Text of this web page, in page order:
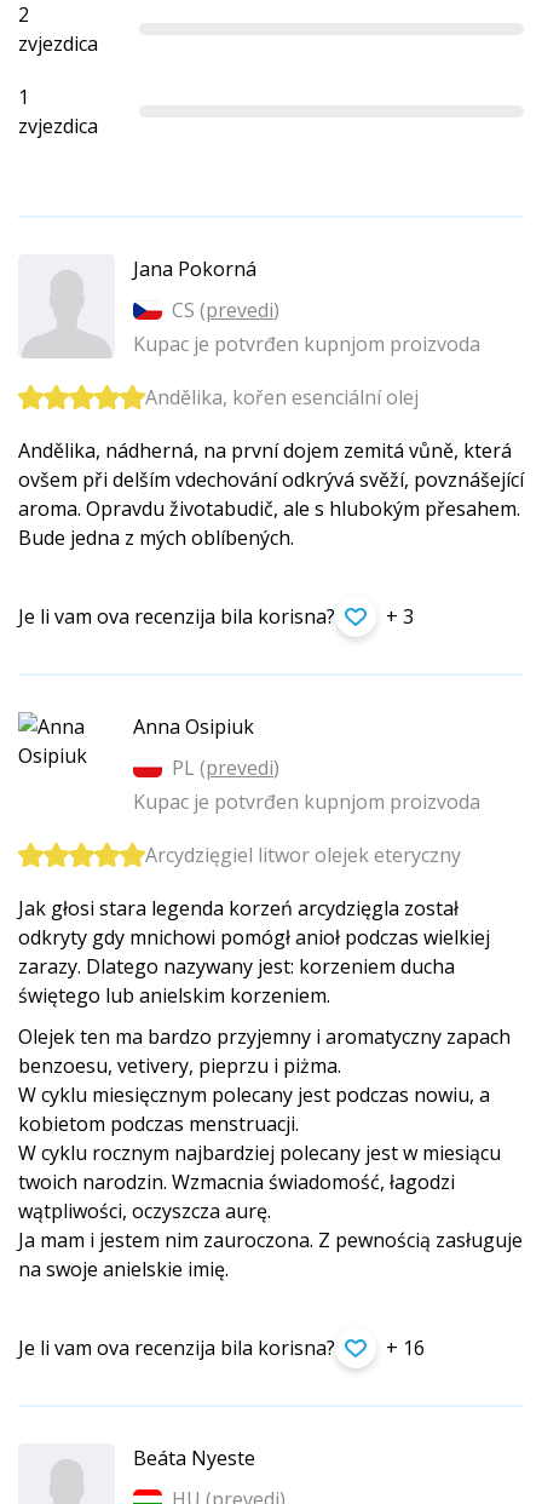
2
zvjezdica
1
zvjezdica
Jana Pokorná
CS (prevedi)
Kupac je potvrđen kupnjom proizvoda
Andělika, kořen esenciální olej
Andělika, nádherná, na první dojem zemitá vůně, která
ovšem při delším vdechování odkrývá svěží, povznášející
aroma. Opravdu životabudič, ale s hlubokým přesahem.
Bude jedna z mých oblíbených.
Je li vam ova recenzija bila korisna? + 3
Anna Osipiuk
PL (prevedi)
Kupac je potvrđen kupnjom proizvoda
Arcydzięgiel litwor olejek eteryczny
Jak głosi stara legenda korzeń arcydzięgla został
odkryty gdy mnichowi pomógł anioł podczas wielkiej
zarazy. Dlatego nazywany jest: korzeniem ducha
świętego lub anielskim korzeniem.
Olejek ten ma bardzo przyjemny i aromatyczny zapach
benzoesu, vetivery, pieprzu i piżma.
W cyklu miesięcznym polecany jest podczas nowiu, a
kobietom podczas menstruacji.
W cyklu rocznym najbardziej polecany jest w miesiącu
twoich narodzin. Wzmacnia świadomość, łagodzi
wątpliwości, oczyszcza aurę.
Ja mam i jestem nim zauroczona. Z pewnością zasługuje
na swoje anielskie imię.
Je li vam ova recenzija bila korisna? + 16
Beáta Nyeste